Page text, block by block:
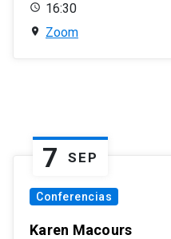
16:30
Zoom
7 SEP
Conferencias
Karen Macours